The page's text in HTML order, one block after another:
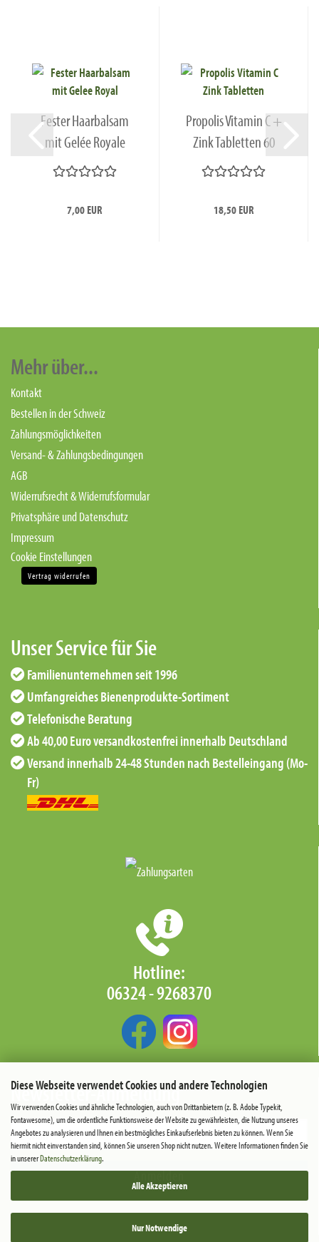
Diese Webseite verwendet Cookies und andere Technologien
Wir verwenden Cookies und ähnliche Technologien, auch von Drittanbietern (z. B. Adobe Typekit,
Fontawesome), um die ordentliche Funktionsweise der Website zu gewährleisten, die Nutzung unseres
Angebotes zu analysieren und Ihnen ein bestmögliches Einkaufserlebnis bieten zu können. Wenn Sie
hiermit nicht einverstanden sind, können Sie unseren Shop nicht nutzen. Weitere Informationen finden Sie
in unsererDatenschutzerklärung.
Alle Akzeptieren
Nur Notwendige
Fester Haarbalsam
mit Gelée Royale
(Haarkur),...
7,00 EUR
Propolis Vitamin C +
Zink Tabletten 60
Stück...
18,50 EUR
Mehr über...
Kontakt
Bestellen in der Schweiz
Zahlungsmöglichkeiten
Versand- & Zahlungsbedingungen
AGB
Widerrufsrecht & Widerrufsformular
Privatsphäre und Datenschutz
Impressum
Cookie Einstellungen
Vertrag widerrufen
Unser Service für Sie
Familienunternehmen seit 1996
Umfangreiches Bienenprodukte-Sortiment
Telefonische Beratung
Ab 40,00 Euro versandkostenfrei innerhalb Deutschland
Versand innerhalb 24-48 Stunden nach Bestelleingang (Mo-
Fr)
Hotline:
06324 - 9268370‬
Newsletter-Anmeldung
Anmelden